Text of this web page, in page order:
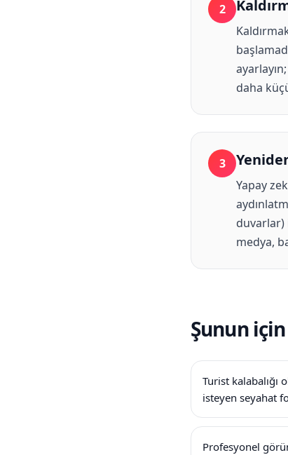
2
daha
3
Yapay
duvarlar)
medya,
Şunun
Turist kalabalığı
isteyen seyahat
Profesyonel